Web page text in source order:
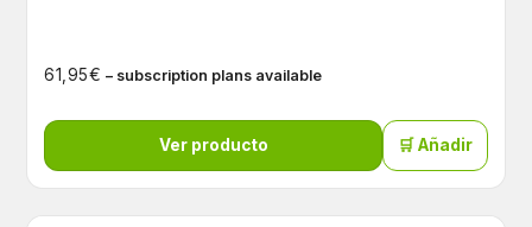
61,95€ – subscription plans available
Ver producto 🛒 Añadir